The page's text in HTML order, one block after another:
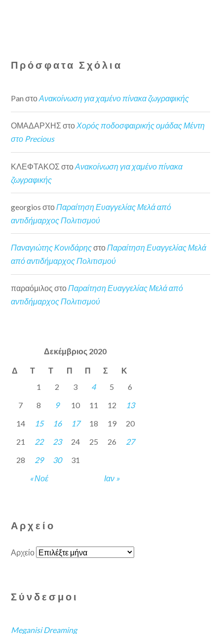
Πρόσφατα Σχόλια
Pan στοΑνακοίνωση για χαμένο πίνακα ζωγραφικής
ΟΜΑΔΑΡΧΗΣ στοΧορός ποδοσφαιρικής ομάδας Μέντη
στο Precious
ΚΛΕΦΤΑΚΟΣ στοΑνακοίνωση για χαμένο πίνακα
ζωγραφικής
georgios στο Παραίτηση Ευαγγελίας Μελά από
αντιδήμαρχος Πολιτισμού
Παναγιώτης ΚονιδάρηςστοΠαραίτηση Ευαγγελίας Μελά
από αντιδήμαρχος Πολιτισμού
παραόμιλος στοΠαραίτηση Ευαγγελίας Μελά από
αντιδήμαρχος Πολιτισμού
Δεκέμβριος 2020
Δ Τ Τ Π Π Σ Κ
« Νοέ Ιαν »
1 2 3 4 5
6
7
8 9 10 11 12
13
14
15 16 17 18 19
20
21
22 23 24 25 26
27
28
29 30 31
Αρχείο
Αρχείο
Σύνδεσμοι
Meganisi Dreaming